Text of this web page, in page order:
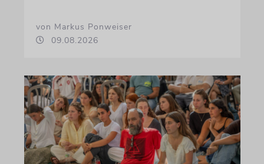
von Markus Ponweiser
09.08.2026